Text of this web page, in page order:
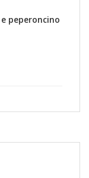
peperoncino